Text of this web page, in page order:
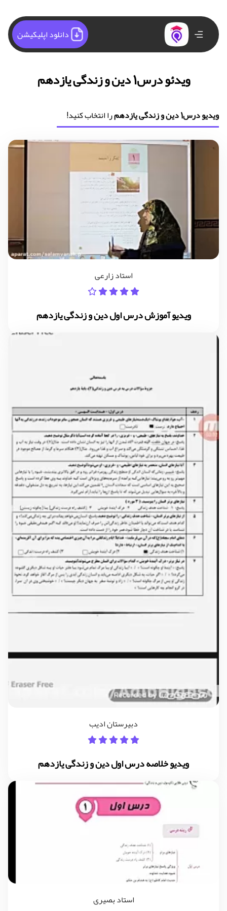
دانلود اپلیکیشن
ویدئو درس1 دین و زندگی یازدهم
ویدیو درس1 دین و زندگی یازدهم را انتخاب کنید!
استاد زارعی
ویدیو آموزش درس اول دین و زندگی یازدهم
دبیرستان ادیب
ویدیو خلاصه درس اول دین و زندگی یازدهم
استاد بصیری